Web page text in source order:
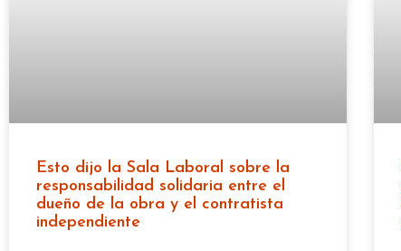
Esto dijo la Sala Laboral sobre la
responsabilidad solidaria entre el
dueño de la obra y el contratista
independiente